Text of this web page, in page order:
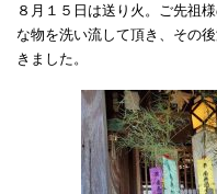
８月１５日は送り火。ご先祖
な物を洗い流して頂き、その
きました。